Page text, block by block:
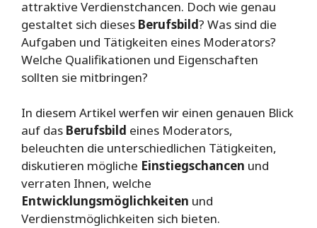
attraktive Verdienstchancen. Doch wie genau
gestaltet sich dieses Berufsbild? Was sind die
Aufgaben und Tätigkeiten eines Moderators?
Welche Qualifikationen und Eigenschaften
sollten sie mitbringen?
In diesem Artikel werfen wir einen genauen Blick
auf das Berufsbild eines Moderators,
beleuchten die unterschiedlichen Tätigkeiten,
diskutieren mögliche Einstiegschancen und
verraten Ihnen, welche
Entwicklungsmöglichkeiten und
Verdienstmöglichkeiten sich bieten.